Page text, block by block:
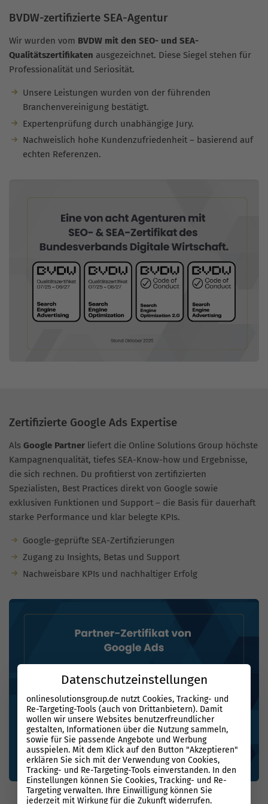
BVDW-zertifizierte SEA-Agentur
Wir wurden vom BVDW mit den SEO- und SEA-
Qualitätszertifikaten ausgezeichnet. Diese Siegel stehen für
Professionalität und Seriosität.
Unsere Leistungen wurden von der führenden
Branchenvereinigung bestätigt.
Expertenprüfung durch unabhängige Jury.
Nachweislich hohe Kundenzufriedenheit – basierend auf
echten Referenzen.
Zertifizierte Google Ads Expertise
Als Google Partner liefert die Online Solutions Group höchste
Kampagnenqualität, tiefes SEA-Know-how und Ergebnisse,
die sich rechnen. Du profitierst von zertifizierten
Spezialisten, Best Practices direkt von Google sowie
exklusiven Funktionen und Support – die Basis für dauerhaft
starke Performance und klar belegte KPIs.
Google-geprüfte SEA-Zertifizierungen
Zugang zu Insights, Betas und Support
Nachweisbare KPIs und nachhaltiger Erfolg
Datenschutzeinstellungen
onlinesolutionsgroup.de nutzt Cookies, Tracking- und
Re-Targeting-Tools (auch von Drittanbietern). Damit
wollen wir unsere Websites benutzerfreundlicher
gestalten, Informationen über die Nutzung sammeln,
sowie für Sie passende Angebote und Werbung
ausspielen. Mit dem Klick auf den Button "Akzeptieren"
erklären Sie sich mit der Verwendung von Cookies,
Tracking- und Re-Targeting-Tools einverstanden. In den
Einstellungen können Sie Cookies, Tracking- und Re-
Targeting verwalten. Ihre Einwilligung können Sie
jederzeit mit Wirkung für die Zukunft widerrufen.